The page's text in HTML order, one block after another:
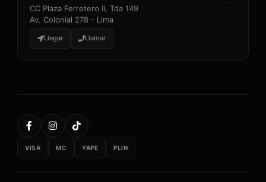
CC Plaza Ferretero II, Tda 149
Av. Colonial 278 - Lima
Llegar Llamar
VISA MC YAPE PLIN